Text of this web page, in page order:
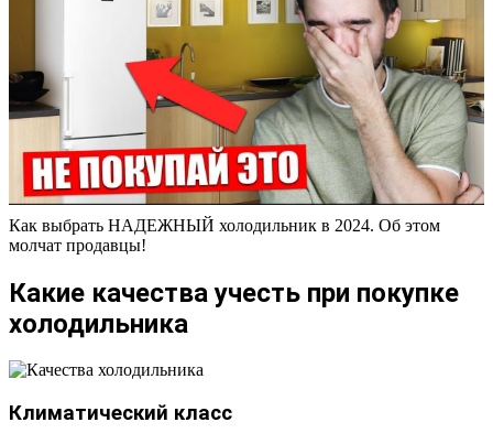
Как выбрать НАДЕЖНЫЙ холодильник в 2024. Об этом
молчат продавцы!
Какие качества учесть при покупке
холодильника
Климатический класс